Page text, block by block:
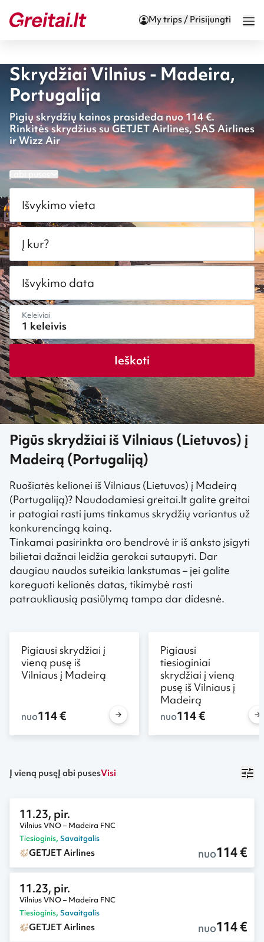
My trips / Prisijungti
Skrydžiai Vilnius - Madeira,
Portugalija
Pigių skrydžių kainos prasideda nuo 114 €.
Rinkitės skrydžius su GETJET Airlines, SAS Airlines
ir Wizz Air
Į abi puses
Išvykimo vieta
Į kur?
Išvykimo data
Keleiviai
Ieškoti
Pigūs skrydžiai iš Vilniaus (Lietuvos) į
Madeirą (Portugaliją)
Ruošiatės kelionei iš Vilniaus (Lietuvos) į Madeirą
(Portugaliją)? Naudodamiesi greitai.lt galite greitai
ir patogiai rasti jums tinkamus skrydžių variantus už
konkurencingą kainą.
Tinkamai pasirinkta oro bendrovė ir iš anksto įsigyti
bilietai dažnai leidžia gerokai sutaupyti. Dar
daugiau naudos suteikia lankstumas – jei galite
koreguoti kelionės datas, tikimybė rasti
patraukliausią pasiūlymą tampa dar didesnė.
Pigiausi skrydžiai į
vieną pusę iš
Vilniaus į Madeirą
nuo114 €
Pigiausi
tiesioginiai
skrydžiai į vieną
pusę iš Vilniaus į
Madeirą
nuo114 €
Į vieną pusęĮ abi pusesVisi 1
11.23, pir.
Vilnius VNO – Madeira FNC
Tiesioginis, Savaitgalis
GETJET Airlines nuo114 €
11.23, pir.
Vilnius VNO – Madeira FNC
Tiesioginis, Savaitgalis
GETJET Airlines nuo114 €